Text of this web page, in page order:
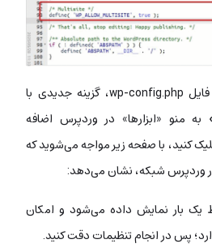
با اضافه کردن این کد به فایل wp-config.php، گزینه جدیدی با
منو «ابزارها» در وردپرس اضافه
کنید، با صفحه زیر مواجه می‌شوید که
شبکه، نشان می‌دهد:
نمایش داده می‌شود و امکان
پس در انجام تنظیمات دقت کنید.